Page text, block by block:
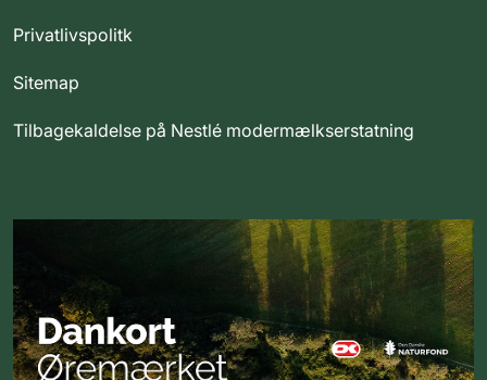
Privatlivspolitk
Sitemap
Tilbagekaldelse på Nestlé modermælkserstatning